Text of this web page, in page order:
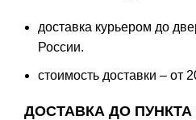
доставка курьером до
России.
стоимость доставки – от
ДОСТАВКА ДО